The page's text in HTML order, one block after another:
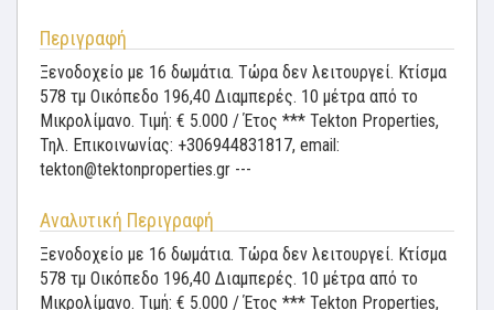
Περιγραφή
Ξενοδοχείο με 16 δωμάτια. Τώρα δεν λειτουργεί. Κτίσμα
578 τμ Οικόπεδο 196,40 Διαμπερές. 10 μέτρα από το
Μικρολίμανο. Τιμή: € 5.000 / Έτος *** Tekton Properties,
Τηλ. Επικοινωνίας: +306944831817, email:
tekton@tektonproperties.gr ---
Αναλυτική Περιγραφή
Ξενοδοχείο με 16 δωμάτια. Τώρα δεν λειτουργεί. Κτίσμα
578 τμ Οικόπεδο 196,40 Διαμπερές. 10 μέτρα από το
Μικρολίμανο. Τιμή: € 5.000 / Έτος *** Tekton Properties,